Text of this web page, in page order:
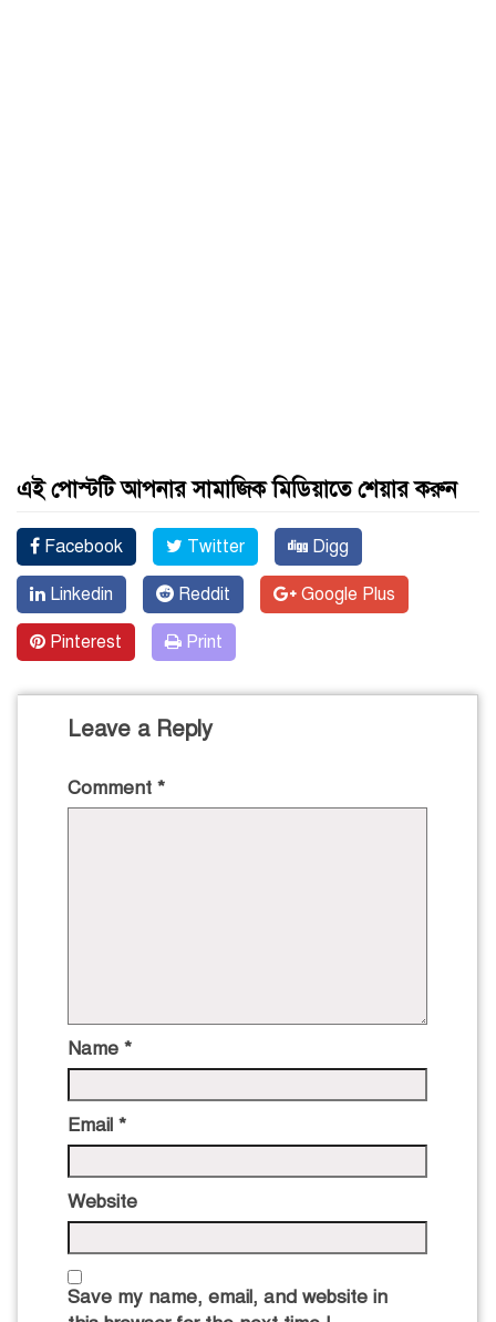
এই পোস্টটি আপনার সামাজিক মিডিয়াতে শেয়ার করুন
Facebook Twitter Digg
Linkedin Reddit Google Plus
Pinterest Print
Leave a Reply
Comment *
Name *
Email *
Website
Save my name, email, and website in